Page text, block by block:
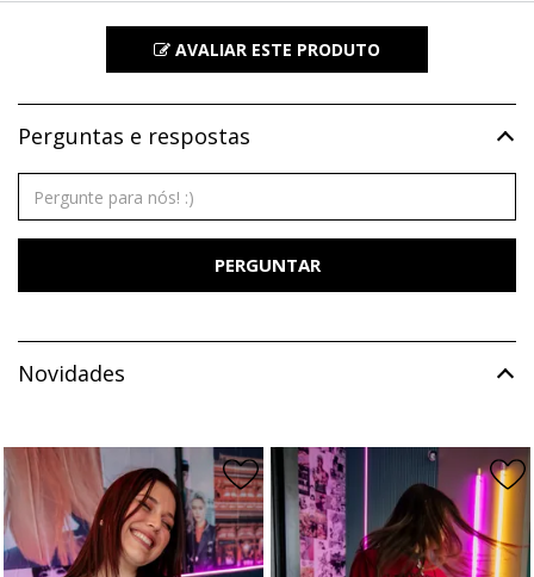
AVALIAR ESTE PRODUTO
Perguntas e respostas
PERGUNTAR
Novidades